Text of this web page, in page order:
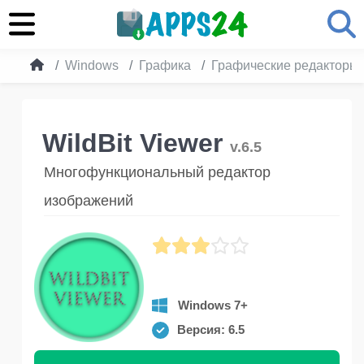
Windows Графика Графические редакторы
WildBit Viewer v.6.5
Многофункциональный редактор
изображений
Windows 7+
Версия: 6.5